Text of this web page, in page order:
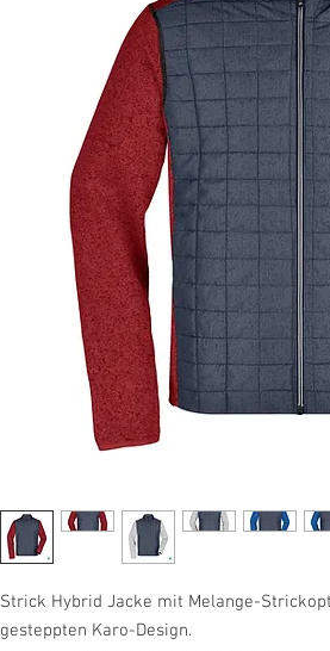
Strick Hybrid Jacke mit Melange-
gesteppten Karo-Design.